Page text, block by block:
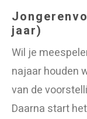
jaar)
Wil je
najaar houden
van de
Daarna start